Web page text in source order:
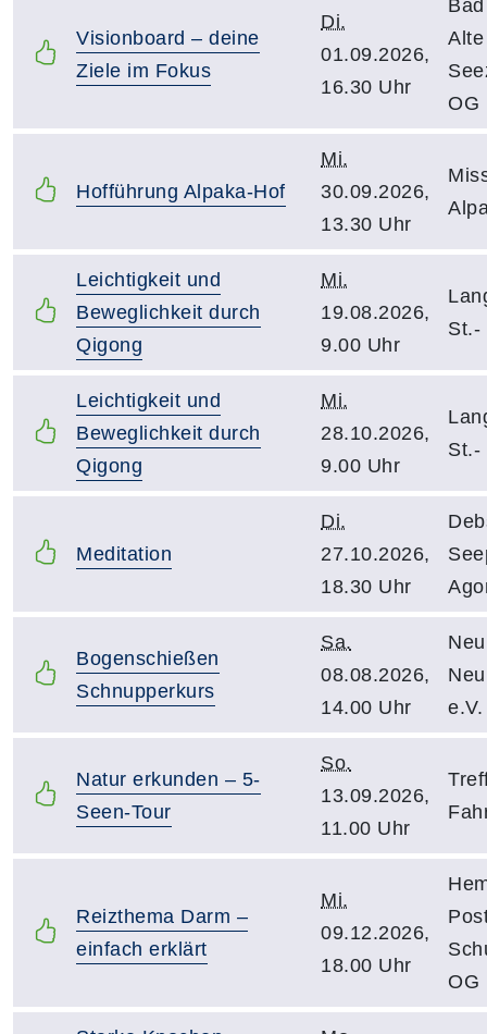
Visionboard – deine
Ziele im Fokus
Di.
01.09.2026,
16.30 Uhr
OG
Hofführung Alpaka-Hof
Mi.
30.09.2026,
13.30 Uhr
Leichtigkeit und
Beweglichkeit durch
Qigong
Mi.
19.08.2026,
9.00 Uhr
St.-
Leichtigkeit und
Beweglichkeit durch
Qigong
Mi.
28.10.2026,
9.00 Uhr
St.-
Meditation
Di.
27.10.2026,
18.30 Uhr
Bogenschießen
Schnupperkurs
Sa.
08.08.2026,
14.00 Uhr
e.V.
Natur erkunden – 5-
Seen-Tour
So.
13.09.2026,
11.00 Uhr
Reizthema Darm –
einfach erklärt
Mi.
09.12.2026,
18.00 Uhr
OG